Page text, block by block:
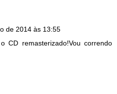
de 2014 às 13:55
CD remasterizado!Vou correndo